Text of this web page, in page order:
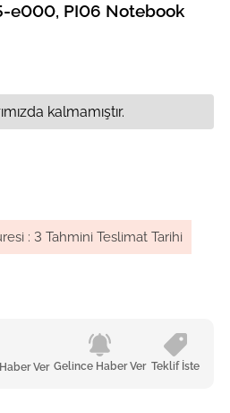
e000, PI06 Notebook
: 3 Tahmini Teslimat Tarihi
Ver Gelince Haber Ver Teklif İste
kalmamıştır.